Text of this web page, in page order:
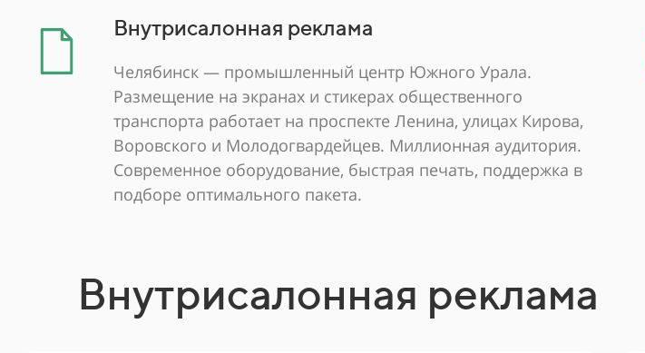
Внутрисалонная реклама
Челябинск — промышленный центр Южного Урала.
Размещение на экранах и стикерах общественного
транспорта работает на проспекте Ленина, улицах Кирова,
Воровского и Молодогвардейцев. Миллионная аудитория.
Современное оборудование, быстрая печать, поддержка в
подборе оптимального пакета.
Внутрисалонная реклама